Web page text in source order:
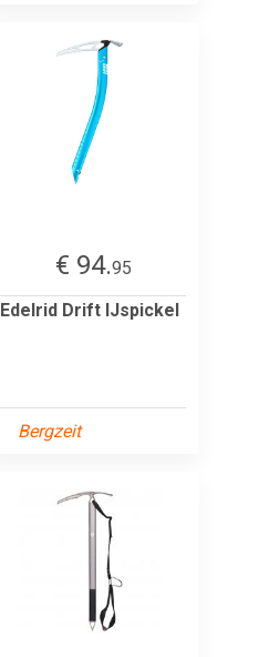
€ 94.95
Edelrid Drift IJspickel
Bergzeit